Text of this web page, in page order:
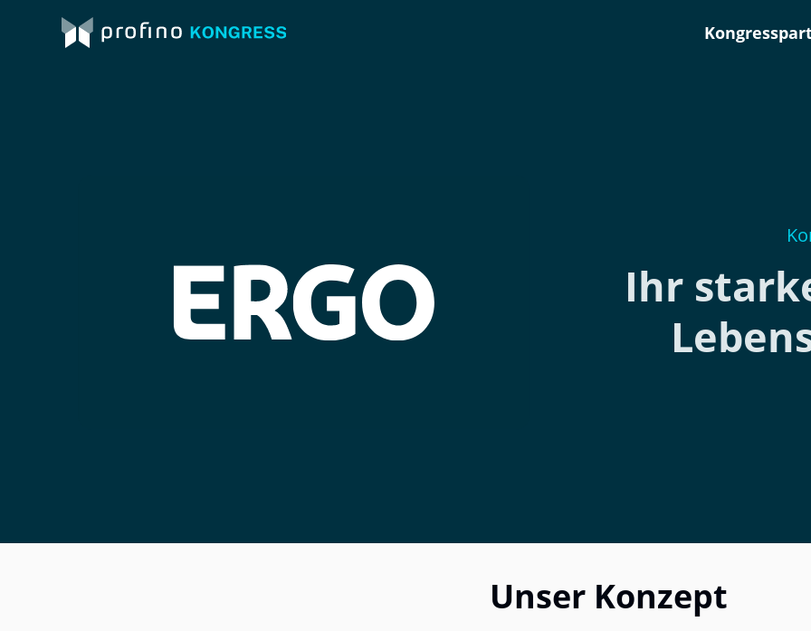
Ihr
Unser Konzept